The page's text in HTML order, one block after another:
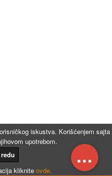
iskustva. Korišćenjem sajta
upotrebom.
kliknite ovde.
...